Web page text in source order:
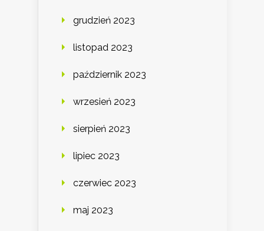
grudzień 2023
listopad 2023
październik 2023
wrzesień 2023
sierpień 2023
lipiec 2023
czerwiec 2023
maj 2023